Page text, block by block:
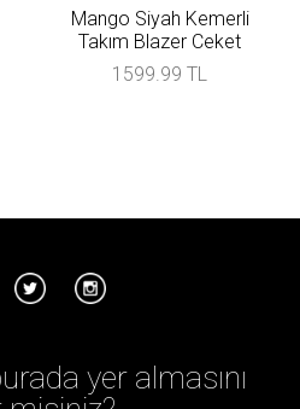
Mango Siyah Kemerli
Takım Blazer Ceket
1599.99 TL
yer almasını